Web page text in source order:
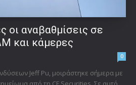
οι αναβαθμίσεις σε
και κάμερες
0
Jeff Pu, μοιράστηκε σήμερα με